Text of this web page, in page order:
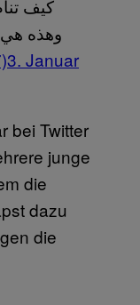
كيف
وهذه
3. Januar
bei Twitter
junge
die
dazu
die